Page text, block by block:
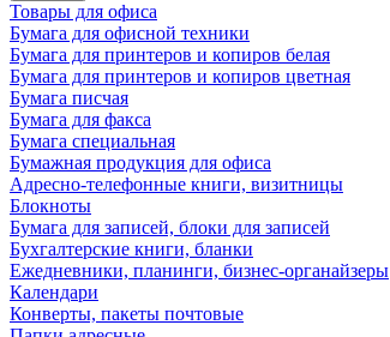
Товары для офиса
Бумага для офисной техники
Бумага для принтеров и копиров белая
Бумага для принтеров и копиров цветная
Бумага писчая
Бумага для факса
Бумага специальная
Бумажная продукция для офиса
Адресно-телефонные книги, визитницы
Блокноты
Бумага для записей, блоки для записей
Бухгалтерские книги, бланки
Ежедневники, планинги, бизнес-органайзеры
Календари
Конверты, пакеты почтовые